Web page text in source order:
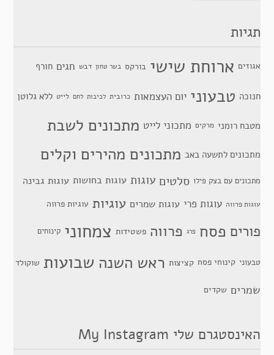
תגיות
אגוזים ארוחת שישי בורקס בשר טחון דבש חגים חורף
חנוכה טבעוני יום העצמאות כרובית לביבות לחם לייט ללא גלוטן
מטבח רומני מרקים מתכוני לייט מתכונים לשבת
מתכונים לתשעה באב מתכונים מהירים וקלים
מתכונים עם בצק פילו סלטים עוגות עוגות בחושות עוגות גבינה
עוגות פרווה עוגות פרי עוגות שמרים עוגיות עוגיות פרווה
פורים פסח פרג פרווה פשטידות צמחוני קינוחים
טבעוני קינוחי פסח קציצות ראש השנה שבועות שוקולד
שמרים שקדים
האינסטגרם שלי My Instagram